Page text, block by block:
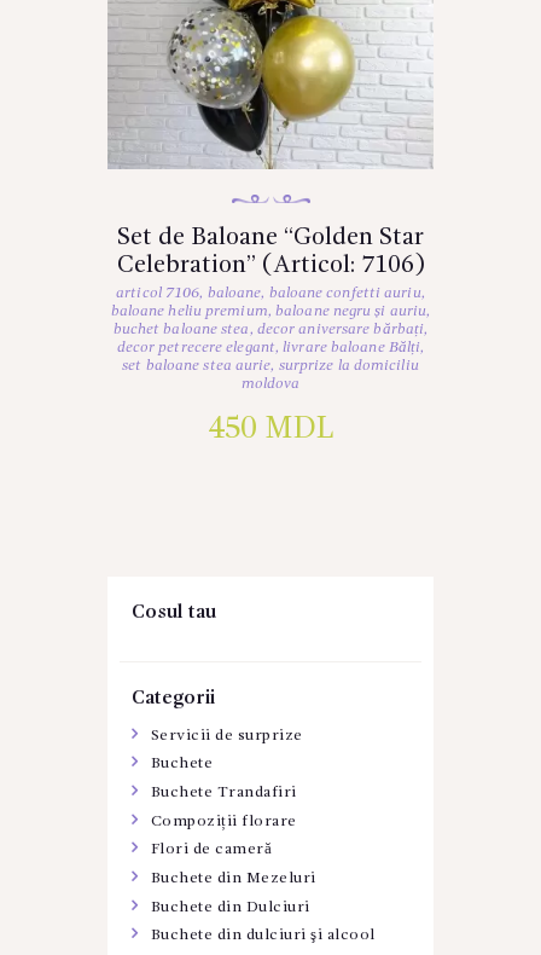
Set de Baloane “Golden Star
Celebration” (Articol: 7106)
articol 7106, baloane, baloane confetti auriu,
baloane heliu premium, baloane negru și auriu,
buchet baloane stea, decor aniversare bărbați,
decor petrecere elegant,livrare baloane Bălți,
set baloane stea aurie, surprize la domiciliu
moldova
450 MDL
Cosul tau
Categorii
Servicii de surprize
Buchete
Buchete Trandafiri
Compoziții florare
Flori de cameră
Buchete din Mezeluri
Buchete din Dulciuri
Buchete din dulciuri şi alcool